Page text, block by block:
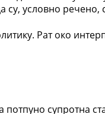
условно речено,
Рат око
супротна